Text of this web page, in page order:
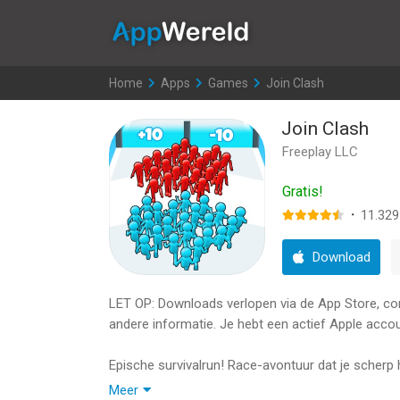
Home >
Apps >
Games >
Join Clash
Join Clash
Freeplay LLC
Gratis!
· 11.329
Download
LET OP: Downloads verlopen via de App Store,
andere informatie. Je hebt een actief Apple
Epische survivalrun! Race-avontuur dat je
Meer